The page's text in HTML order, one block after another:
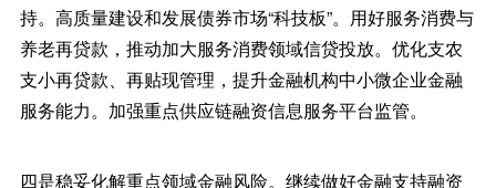
持。高质量建设和发展债券市场“科技板”。用好服务消费与
养老再贷款，推动加大服务消费领域信贷投放。优化支农
支小再贷款、再贴现管理，提升金融机构中小微企业金融
服务能力。加强重点供应链融资信息服务平台监管。
四是稳妥化解重点领域金融风险。继续做好金融支持融资